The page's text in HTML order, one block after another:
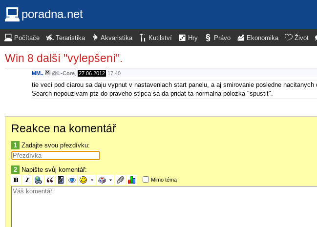
poradna.net
Počítače Teraristika Akvaristika Kutilství Hry Právo Ekonomika Život
Win 8 další "vylepšení".
MM.. @L-Core 27.06.2012 17:40
tie veci pod ciarou sa daju vypnut v nastaveniach start panelu, a aj smirovanie posledne
Search nepouzivam ptz do praveho stlpca sa da pridat ta normalna polozka "spustit".
Reakce na komentář
1 Zadajte svou přezdívku:
2 Napište svůj komentář:
Mimo téma